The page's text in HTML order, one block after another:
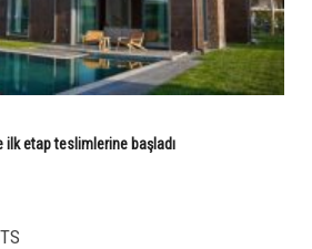
ilk etap teslimlerine başladı